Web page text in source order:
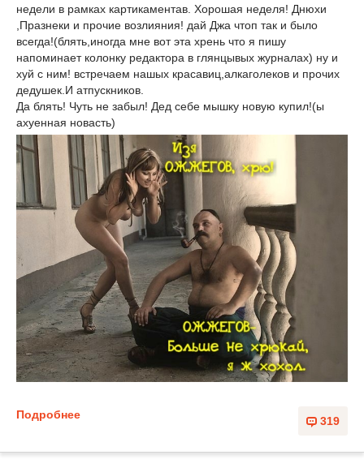
недели в рамках картикаментав. Хорошая неделя! Днюхи
,Празнеки и прочие возлияния! дай Джа чтоп так и было
всегда!(блять,иногда мне вот эта хрень что я пишу
напоминает колонку редактора в глянцывых журналах) ну и
хуй с ним! встречаем нашых красавиц,алкаголеков и прочих
дедушек.И атпускников.
Да блять! Чуть не забыл! Дед себе мышку новую купил!(ы
ахуенная новасть)
319
Подробнее